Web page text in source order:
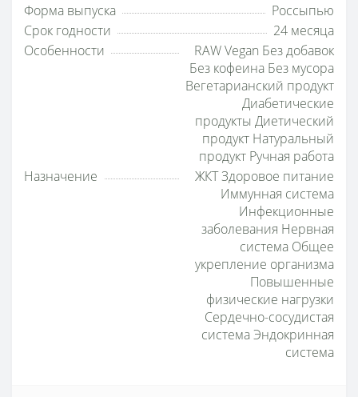
Форма выпуска
Россыпью
Срок годности
24 месяца
Особенности
RAW Vegan Без добавок
Без кофеина Без мусора
Вегетарианский продукт
Диабетические
продукты Диетический
продукт Натуральный
продукт Ручная работа
Назначение
ЖКТ Здоровое питание
Иммунная система
Инфекционные
заболевания Нервная
система Общее
укрепление организма
Повышенные
физические нагрузки
Сердечно-сосудистая
система Эндокринная
система